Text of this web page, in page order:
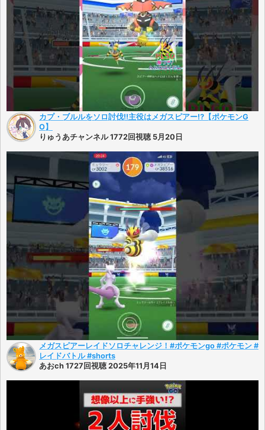
カプ・ブルルをソロ討伐!!主役はメガスピアー⁉【ポケモンG
O】
りゅうあチャンネル 1772回視聴 5月20日
メガスピアーレイドソロチャレンジ！#ポケモンgo #ポケモン #
レイドバトル #shorts
あおch 1727回視聴 2025年11月14日